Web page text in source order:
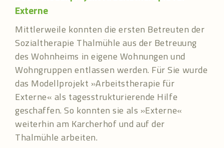
Externe
Mittlerweile konnten die ersten Betreuten der
Sozialtherapie Thalmühle aus der Betreuung
des Wohnheims in eigene Wohnungen und
Wohngruppen entlassen werden. Für Sie wurde
das Modellprojekt »Arbeitstherapie für
Externe« als tagesstrukturierende Hilfe
geschaffen. So konnten sie als »Externe«
weiterhin am Karcherhof und auf der
Thalmühle arbeiten.